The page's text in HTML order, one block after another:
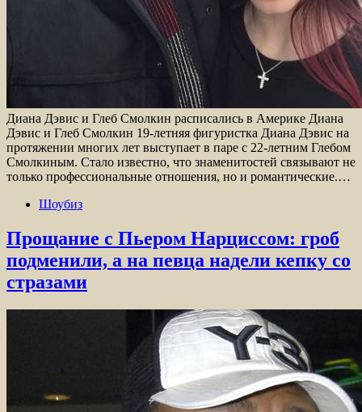
Диана Дэвис и Глеб Смолкин расписались в Америке Диана
Дэвис и Глеб Смолкин 19-летняя фигуристка Диана Дэвис на
протяжении многих лет выступает в паре с 22-летним Глебом
Смолкиным. Стало известно, что знаменитостей связывают не
только профессиональные отношения, но и романтические.…
Шоубиз
Прощание с Пьером Нарциссом: гроб
подменили, а на певца надели кепку со
стразами